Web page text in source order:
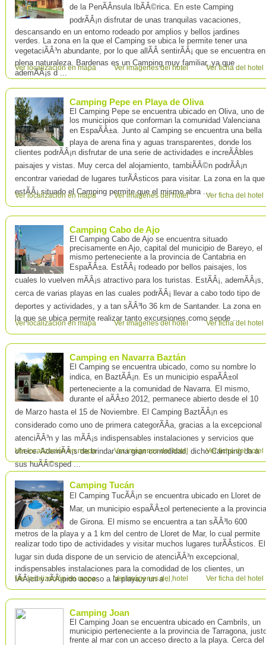
de la PenÃÂ­nsula IbÃÂ©rica. En este Camping
podrÃÂ¡n disfrutar de unas tranquilas vacaciones,
descansando en un entorno rodeado por amplios y bellos jardines
verdes. La zona en la que el Camping se ubica le permite tener una
vegetaciÃÂ³n abundante, por lo que allÃÂ­ sentirÃÂ¡ que se encuentra en
plena naturaleza. Bardenas es un Camping muy familiar, ya que
ademÃÂ¡s d ...
Ver localización en mapa Ver imágenes del hotel Ver ficha del hotel
Camping Pepe en Playa de Oliva
El Camping Pepe se encuentra ubicado en Oliva, uno de
los municipios que conforman la comunidad Valenciana
en EspaÃÂ±a. Junto al Camping se encuentra una bella
playa de arena fina y aguas transparentes, donde los
clientes podrÃÂ¡n disfrutar de una serie de actividades e increÃÂ­bles
paisajes y vistas. Muy cerca del alojamiento, tambiÃÂ©n podrÃÂ¡n
encontrar variedad de lugares turÃÂ­sticos para visitar. La zona en la que
estÃÂ¡ situado el Camping permite que el mismo abra ...
Ver localización en mapa Ver imágenes del hotel Ver ficha del hotel
Camping Cabo de Ajo
El Camping Cabo de Ajo se encuentra situado
precisamente en Ajo, capital del municipio de Bareyo, el
mismo perteneciente a la provincia de Cantabria en
EspaÃÂ±a. EstÃÂ¡ rodeado por bellos paisajes, los
cuales lo vuelven mÃÂ¡s atractivo para los turistas. EstÃÂ¡, ademÃÂ¡s,
cerca de varias playas en las cuales podrÃÂ¡ llevar a cabo todo tipo de
deportes y actividades, y a tan sÃÂ³lo 36 km de Santander. La zona en
la que se ubica permite realizar tanto excursiones como sende ...
Ver localización en mapa Ver imágenes del hotel Ver ficha del hotel
Camping en Navarra Baztán
El Camping se encuentra ubicado, como su nombre lo
indica, en BaztÃÂ¡n. Es un municipio espaÃÂ±ol
perteneciente a la comunidad de Navarra. El mismo,
durante el aÃÂ±o 2012, permanece abierto desde el 10
de Marzo hasta el 15 de Noviembre. El Camping BaztÃÂ¡n es
considerado como uno de primera categorÃÂ­a, gracias a la excepcional
atenciÃÂ³n y las mÃÂ¡s indispensables instalaciones y servicios que
ofrece. AdemÃÂ¡s de brindar una gran comodidad, dicho Camping da a
sus huÃÂ©sped ...
Ver localización en mapa Ver imágenes del hotel Ver ficha del hotel
Camping Tucán
El Camping TucÃÂ¡n se encuentra ubicado en Lloret de
Mar, un municipio espaÃÂ±ol perteneciente a la provincia
de Girona. El mismo se encuentra a tan sÃÂ³lo 600
metros de la playa y a 1 km del centro de Lloret de Mar, lo cual permite
realizar todo tipo de actividades y visitar muchos lugares turÃÂ­sticos. El
lugar sin duda dispone de un servicio de atenciÃÂ³n excepcional,
indispensables instalaciones para la comodidad de los clientes, un
fÃÂ¡cil y rÃÂ¡pido acceso a la playa y un a ...
Ver localización en mapa Ver imágenes del hotel Ver ficha del hotel
Camping Joan
El Camping Joan se encuentra ubicado en Cambrils, un
municipio perteneciente a la provincia de Tarragona,
frente al mar con un acceso directo a la playa. Cerca del